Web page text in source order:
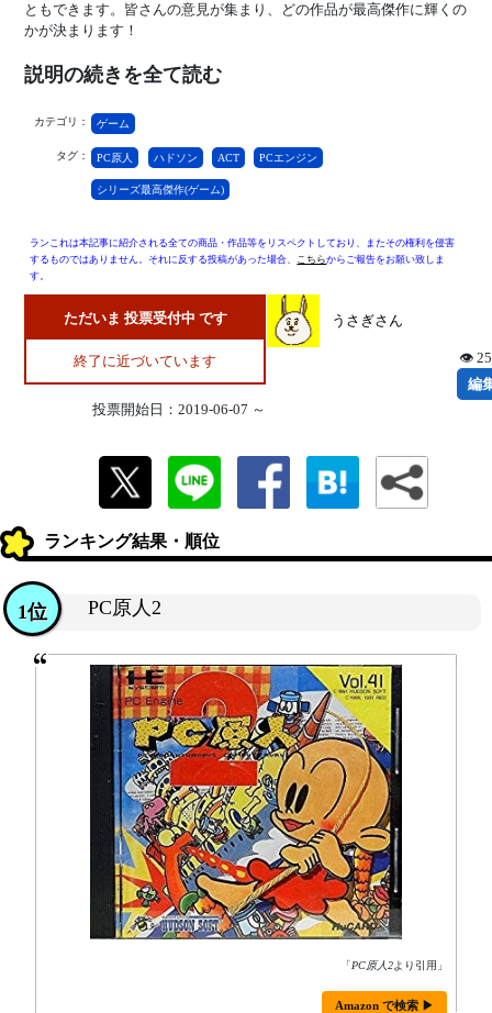
ともできます。皆さんの意見が集まり、どの作品が最高傑作に輝くの
かが決まります！
説明の続きを全て読む
カテゴリ： ゲーム
タグ： PC原人 ハドソン ACT PCエンジン
シリーズ最高傑作(ゲーム)
ランこれは本記事に紹介される全ての商品・作品等をリスペクトしており、またその権利を侵害
するものではありません。それに反する投稿があった場合、 こちらからご報告をお願い致しま
す。
ただいま 投票受付中 です
終了に近づいています
投票開始日：2019-06-07 ～
うさぎさん
👁
編
ランキング結果・順位
PC原人2
1位
「PC原人2より引用」
Amazon で検索 ▶